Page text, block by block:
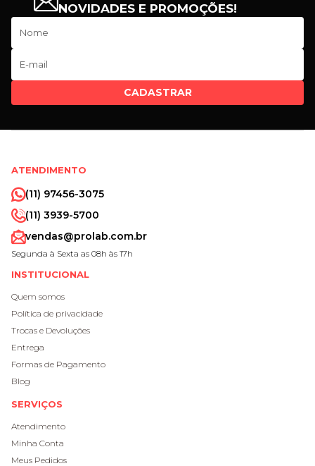
NOVIDADES E PROMOÇÕES!
CADASTRAR
ATENDIMENTO
(11) 97456-3075
(11) 3939-5700
vendas@prolab.com.br
Segunda à Sexta as 08h às 17h
INSTITUCIONAL
Quem somos
Política de privacidade
Trocas e Devoluções
Entrega
Formas de Pagamento
Blog
SERVIÇOS
Atendimento
Minha Conta
Meus Pedidos